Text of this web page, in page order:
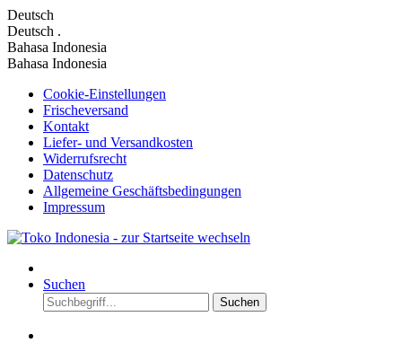
Deutsch
Deutsch .
Bahasa Indonesia
Bahasa Indonesia
Cookie-Einstellungen
Frischeversand
Kontakt
Liefer- und Versandkosten
Widerrufsrecht
Datenschutz
Allgemeine Geschäftsbedingungen
Impressum
Suchen
Suchen